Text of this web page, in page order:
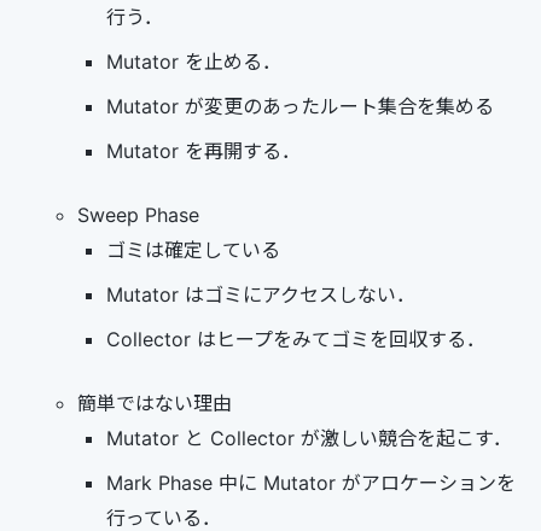
行う．
Mutator を止める．
Mutator が変更のあったルート集合を集める
Mutator を再開する．
Sweep Phase
ゴミは確定している
Mutator はゴミにアクセスしない．
Collector はヒープをみてゴミを回収する．
簡単ではない理由
Mutator と Collector が激しい競合を起こす．
Mark Phase 中に Mutator がアロケーションを
行っている．